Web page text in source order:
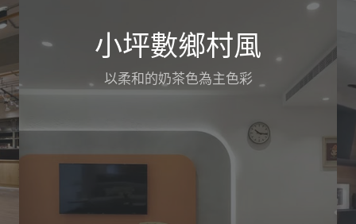
小坪數鄉村風
以柔和的奶茶色為主色彩